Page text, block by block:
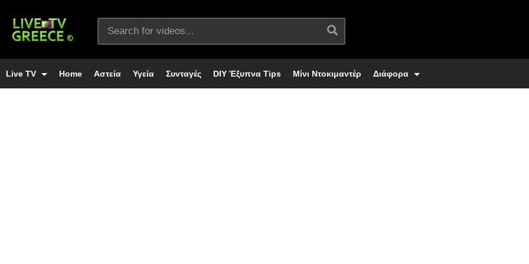
Live TV Home Αστεία Υγεία Συνταγές DIY Έξυπνα Tips Μίνι Ντοκιμαντέρ Διάφορα